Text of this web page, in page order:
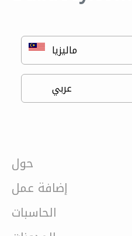
حول
إضافة عمل
الحاسبات